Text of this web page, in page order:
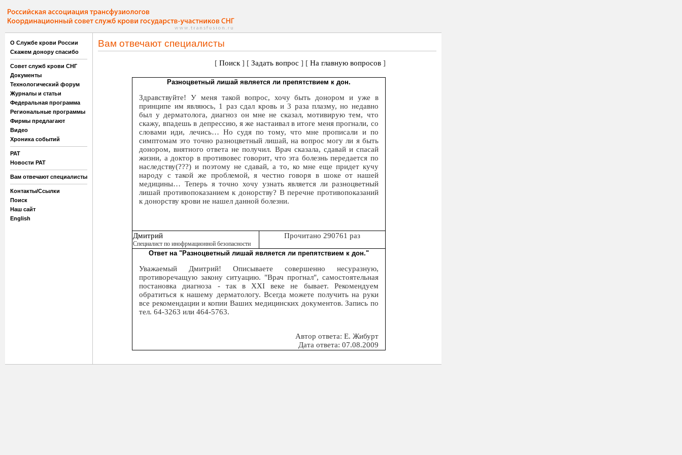
О Службе крови России
Скажем донору спасибо
Совет служб крови СНГ
Документы
Технологический форум
Журналы и статьи
Федеральная программа
Региональные программы
Фирмы предлагают
Видео
Хроника событий
РАТ
Новости РАТ
Вам отвечают специалисты
Контакты/Ссылки
Поиск
Наш сайт
English
Вам отвечают специалисты
[ Поиск] [ Задать вопрос ] [ На главную вопросов]
Разноцветный лишай является ли препятствием к дон.
Здравствуйте! У меня такой вопрос, хочу быть донором и уже в
принципе им являюсь, 1 раз сдал кровь и 3 раза плазму, но недавно
был у дерматолога, диагноз он мне не сказал, мотивирую тем, что
скажу, впадешь в депрессию, я же настаивал в итоге меня прогнали, со
словами иди, лечись… Но судя по тому, что мне прописали и по
симптомам это точно разноцветный лишай, на вопрос могу ли я быть
донором, внятного ответа не получил. Врач сказала, сдавай и спасай
жизни, а доктор в противовес говорит, что эта болезнь передается по
наследству(???) и поэтому не сдавай, а то, ко мне еще придет кучу
народу с такой же проблемой, я честно говоря в шоке от нашей
медицины… Теперь я точно хочу узнать является ли разноцветный
лишай противопоказанием к донорству? В перечне противопоказаний
к донорству крови не нашел данной болезни.
Дмитрий
Специалист по инофрмационной безопасности
Прочитано 290761 раз
Ответ на "Разноцветный лишай является ли препятствием к дон."
Уважаемый Дмитрий! Описываете совершенно несуразную,
противоречащую закону ситуацию. "Врач прогнал", самостоятельная
постановка диагноза - так в XXI веке не бывает. Рекомендуем
обратиться к нашему дерматологу. Всегда можете получить на руки
все рекомендации и копии Ваших медицинских документов. Запись по
тел. 64-3263 или 464-5763.
Автор ответа: Е. Жибурт
Дата ответа: 07.08.2009